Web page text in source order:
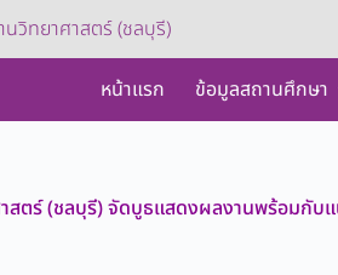
นวิทยาศาสตร์ (ชลบุรี)
หน้าแรก ข้อมูลสถานศึกษา
สตร์ (ชลบุรี) จัดบูธแสดงผลงานพร้อมกับ